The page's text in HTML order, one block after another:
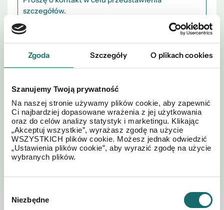
Zgoda Szczegóły O plikach cookies
Szanujemy Twoją prywatność
Na naszej stronie używamy plików cookie, aby zapewnić
Ci najbardziej dopasowane wrażenia z jej użytkowania
oraz do celów analizy statystyk i marketingu. Klikając
„Akceptuj wszystkie”, wyrażasz zgodę na użycie
WSZYSTKICH plików cookie. Możesz jednak odwiedzić
„Ustawienia plików cookie”, aby wyrazić zgodę na użycie
wybranych plików.
zgody
Niezbędne
*Akceptuję regulamin i
WYŚLIJ